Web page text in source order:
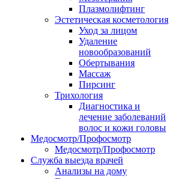
Плазмолифтинг
Эстетическая косметология
Уход за лицом
Удаление
новообразований
Обертывания
Массаж
Пирсинг
Трихология
Диагностика и
лечение заболеваний
волос и кожи головы
Медосмотр/Профосмотр
Медосмотр/Профосмотр
Служба выезда врачей
Анализы на дому